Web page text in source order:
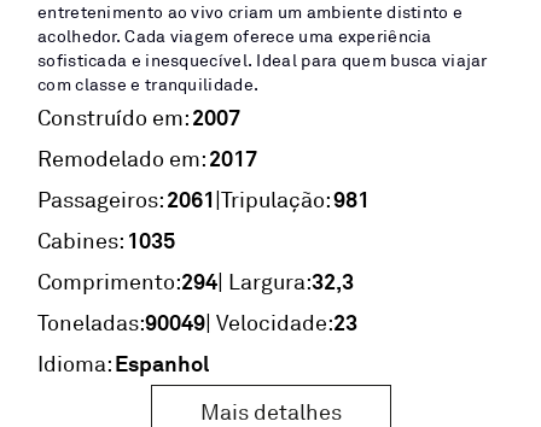
entretenimento ao vivo criam um ambiente distinto e
acolhedor. Cada viagem oferece uma experiência
sofisticada e inesquecível. Ideal para quem busca viajar
com classe e tranquilidade.
Construído em:2007
Remodelado em:2017
Passageiros:2061|Tripulação:981
Cabines: 1035
Comprimento:294| Largura:32,3
Toneladas:90049| Velocidade:23
Idioma:Espanhol
Mais detalhes